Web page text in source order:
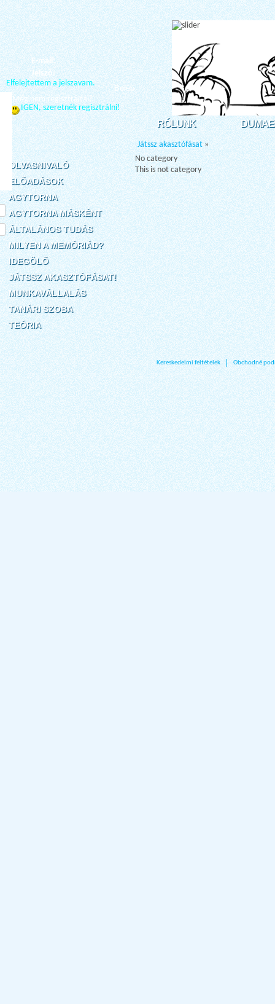
E-mail:
Jelszó:
Elfelejtettem a jelszavam.
Belép
Még nem regisztráltál?
IGEN, szeretnék regisztrálni!
RÓLUNK
Játssz akasztófásat»
OLVASNIVALÓ
ELŐADÁSOK
AGYTORNA
AGYTORNA MÁSKÉNT
ÁLTALÁNOS TUDÁS
MILYEN A MEMÓRIÁD?
IDEGÖLŐ
JÁTSSZ AKASZTÓFÁSAT!
MUNKAVÁLLALÁS
TANÁRI SZOBA
TEÓRIA
No category
This is not category
Kereskedelmi feltételek Obchodné